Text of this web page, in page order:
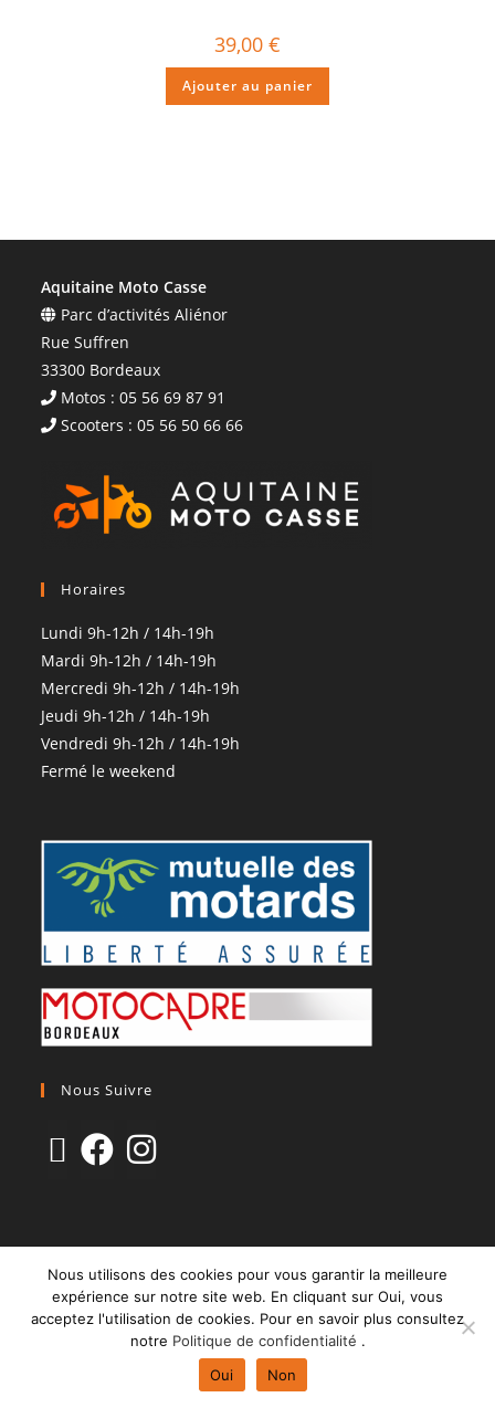
39,00 €
Ajouter au panier
Aquitaine Moto Casse
Parc d’activités Aliénor
Rue Suffren
33300 Bordeaux
Motos : 05 56 69 87 91
Scooters : 05 56 50 66 66
Horaires
Lundi 9h-12h / 14h-19h
Mardi 9h-12h / 14h-19h
Mercredi 9h-12h / 14h-19h
Jeudi 9h-12h / 14h-19h
Vendredi 9h-12h / 14h-19h
Fermé le weekend
Nous Suivre
CGV Mentions Légales
Paiement Sécurisé & Livraison
Politique de confidentialité
Copyright 2021 © Site propulsé par LF HOLDING
Nous utilisons des cookies pour vous garantir la meilleure
expérience sur notre site web. En cliquant sur Oui, vous
acceptez l'utilisation de cookies. Pour en savoir plus consultez
notre Politique de confidentialité .
Oui
Non